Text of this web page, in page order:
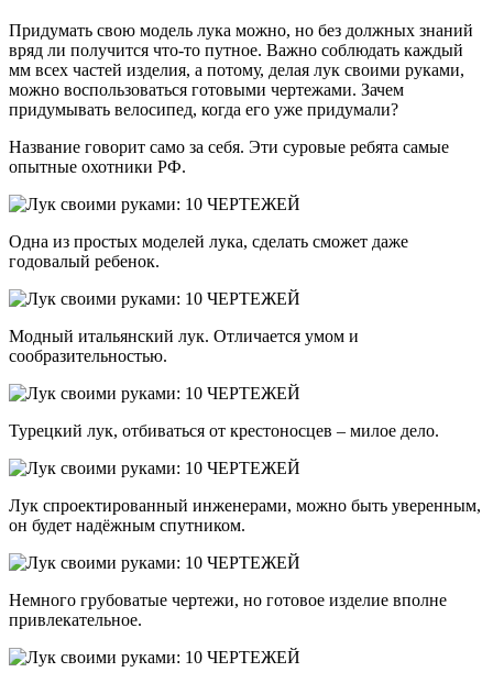
Придумать свою модель лука можно, но без должных знаний
вряд ли получится что-то путное. Важно соблюдать каждый
мм всех частей изделия, а потому, делая лук своими руками,
можно воспользоваться готовыми чертежами. Зачем
придумывать велосипед, когда его уже придумали?
Название говорит само за себя. Эти суровые ребята самые
опытные охотники РФ.
Одна из простых моделей лука, сделать сможет даже
годовалый ребенок.
Модный итальянский лук. Отличается умом и
сообразительностью.
Турецкий лук, отбиваться от крестоносцев – милое дело.
Лук спроектированный инженерами, можно быть уверенным,
он будет надёжным спутником.
Немного грубоватые чертежи, но готовое изделие вполне
привлекательное.